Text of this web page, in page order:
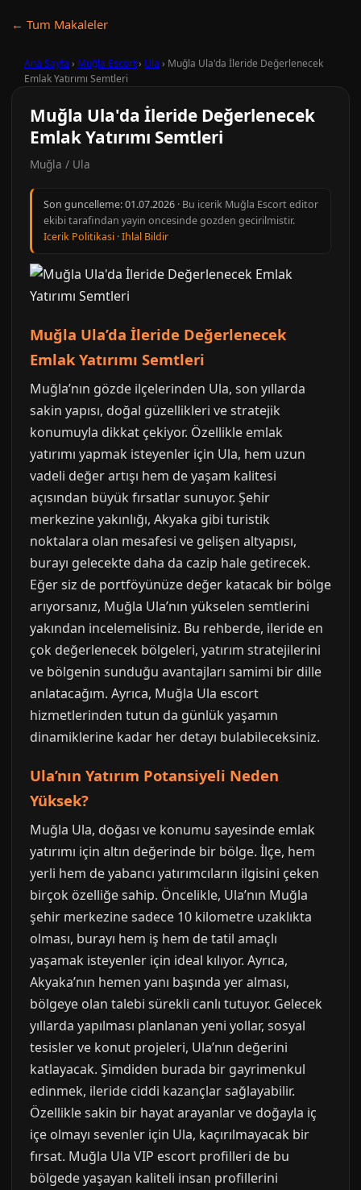
← Tum Makaleler
Ana Sayfa › Muğla Escort› Ula › Muğla Ula'da İleride Değerlenecek
Emlak Yatırımı Semtleri
Muğla Ula'da İleride Değerlenecek
Emlak Yatırımı Semtleri
Muğla / Ula
Son guncelleme:01.07.2026 · Bu icerik Muğla Escort editor
ekibi tarafindan yayin oncesinde gozden gecirilmistir.
Icerik Politikasi ·Ihlal Bildir
Muğla Ula’da İleride Değerlenecek
Emlak Yatırımı Semtleri
Muğla’nın gözde ilçelerinden Ula, son yıllarda
sakin yapısı, doğal güzellikleri ve stratejik
konumuyla dikkat çekiyor. Özellikle emlak
yatırımı yapmak isteyenler için Ula, hem uzun
vadeli değer artışı hem de yaşam kalitesi
açısından büyük fırsatlar sunuyor. Şehir
merkezine yakınlığı, Akyaka gibi turistik
noktalara olan mesafesi ve gelişen altyapısı,
burayı gelecekte daha da cazip hale getirecek.
Eğer siz de portföyünüze değer katacak bir bölge
arıyorsanız, Muğla Ula’nın yükselen semtlerini
yakından incelemelisiniz. Bu rehberde, ileride en
çok değerlenecek bölgeleri, yatırım stratejilerini
ve bölgenin sunduğu avantajları samimi bir dille
anlatacağım. Ayrıca, Muğla Ula escort
hizmetlerinden tutun da günlük yaşamın
dinamiklerine kadar her detayı bulabileceksiniz.
Ula’nın Yatırım Potansiyeli Neden
Yüksek?
Muğla Ula, doğası ve konumu sayesinde emlak
yatırımı için altın değerinde bir bölge. İlçe, hem
yerli hem de yabancı yatırımcıların ilgisini çeken
birçok özelliğe sahip. Öncelikle, Ula’nın Muğla
şehir merkezine sadece 10 kilometre uzaklıkta
olması, burayı hem iş hem de tatil amaçlı
yaşamak isteyenler için ideal kılıyor. Ayrıca,
Akyaka’nın hemen yanı başında yer alması,
bölgeye olan talebi sürekli canlı tutuyor. Gelecek
yıllarda yapılması planlanan yeni yollar, sosyal
tesisler ve konut projeleri, Ula’nın değerini
katlayacak. Şimdiden burada bir gayrimenkul
edinmek, ileride ciddi kazançlar sağlayabilir.
Özellikle sakin bir hayat arayanlar ve doğayla iç
içe olmayı sevenler için Ula, kaçırılmayacak bir
fırsat. Muğla Ula VIP escort profilleri de bu
bölgede yaşayan kaliteli insan profillerini